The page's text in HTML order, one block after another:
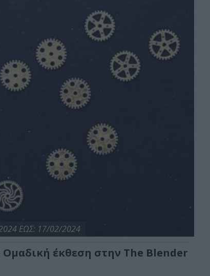
ΕΩΣ: 17/02/2024
Ομαδική έκθεση στην The Blender